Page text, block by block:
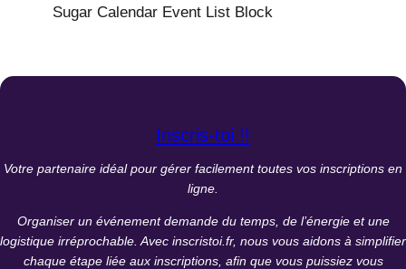
Sugar Calendar Event List Block
Inscris-toi !!
Votre partenaire idéal pour gérer facilement toutes vos inscriptions en
ligne.
Organiser un événement demande du temps, de l’énergie et une
logistique irréprochable. Avec inscristoi.fr, nous vous aidons à simplifier
chaque étape liée aux inscriptions, afin que vous puissiez vous